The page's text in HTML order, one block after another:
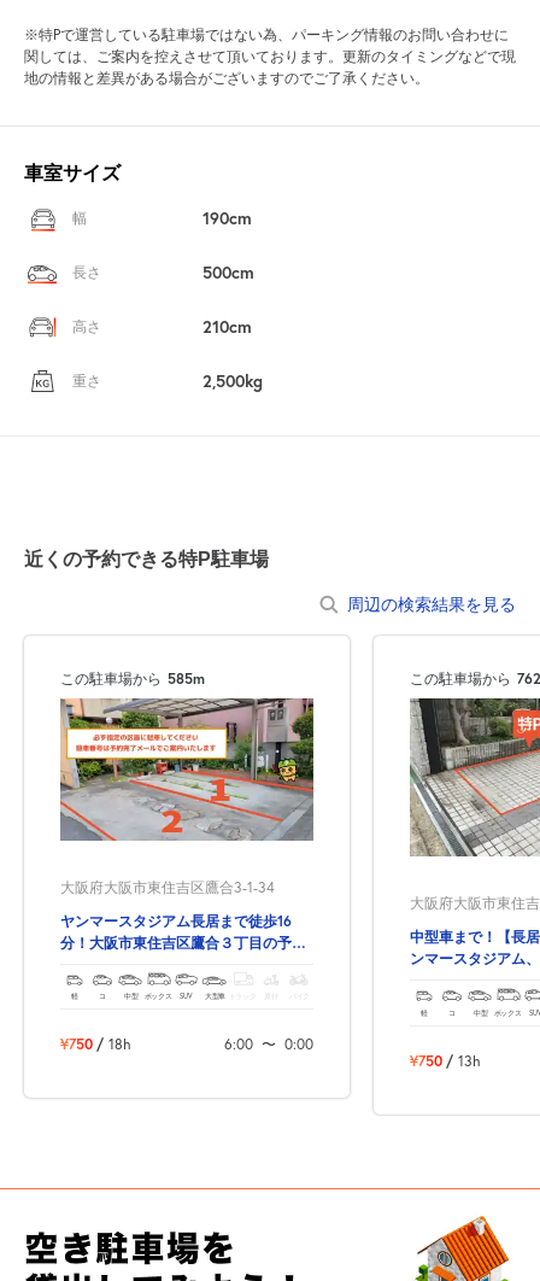
※特Pで運営している駐車場ではない為、パーキング情報のお問い合わせに
関しては、ご案内を控えさせて頂いております。更新のタイミングなどで現
地の情報と差異がある場合がございますのでご了承ください。
車室サイズ
幅 190cm
長さ 500cm
高さ 210cm
重さ 2,500kg
近くの予約できる特P駐車場
周辺の検索結果を見る
この駐車場から 585m
大阪府大阪市東住吉区鷹合3-1-34
ヤンマースタジアム長居まで徒歩16
分！大阪市東住吉区鷹合３丁目の予約
軽 コ 中型 ボックス SUV 大型車 トラック バイク
¥750 / 18h 6:00 〜 0:00
この駐車場から
大阪府大阪市東住
中型車まで！【長
ンマースタジアム
軽 コ 中型 ボックス
¥750 / 13h